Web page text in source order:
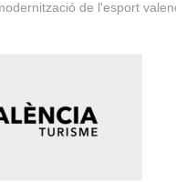
de l'esport